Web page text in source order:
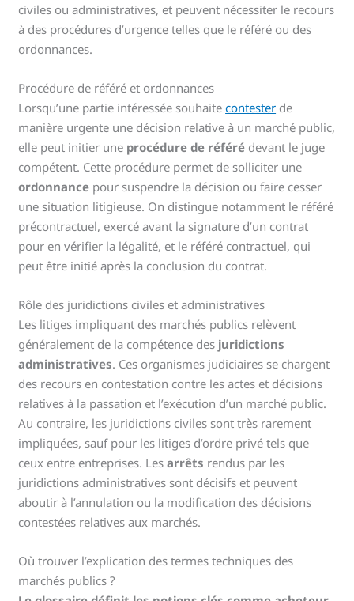
civiles ou administratives, et peuvent nécessiter le recours
à des procédures d’urgence telles que le référé ou des
ordonnances.
Procédure de référé et ordonnances
Lorsqu’une partie intéressée souhaitecontester de
manière urgente une décision relative à un marché public,
elle peut initier une procédure de référé devant le juge
compétent. Cette procédure permet de solliciter une
ordonnance pour suspendre la décision ou faire cesser
une situation litigieuse. On distingue notamment le référé
précontractuel, exercé avant la signature d’un contrat
pour en vérifier la légalité, et le référé contractuel, qui
peut être initié après la conclusion du contrat.
Rôle des juridictions civiles et administratives
Les litiges impliquant des marchés publics relèvent
généralement de la compétence des juridictions
administratives. Ces organismes judiciaires se chargent
des recours en contestation contre les actes et décisions
relatives à la passation et l’exécution d’un marché public.
Au contraire, les juridictions civiles sont très rarement
impliquées, sauf pour les litiges d’ordre privé tels que
ceux entre entreprises. Lesarrêts rendus par les
juridictions administratives sont décisifs et peuvent
aboutir à l’annulation ou la modification des décisions
contestées relatives aux marchés.
Où trouver l’explication des termes techniques des
marchés publics ?